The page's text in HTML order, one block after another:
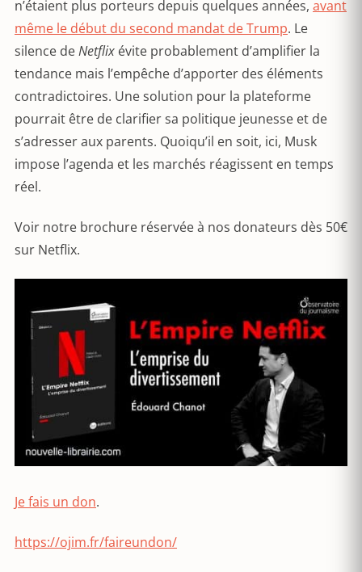
n’étaient plus porteurs depuis quelques années, avant
même le début du second mandat de Trump. Le
silence deNetflix évite probablement d’amplifier la
tendance mais l’empêche d’apporter des éléments
contradictoires. Une solution pour la plateforme
pourrait être de clarifier sa politique jeunesse et de
s’adresser aux parents. Quoiqu’il en soit, ici, Musk
impose l’agenda et les marchés réagissent en temps
réel.
Voir notre brochure réservée à nos donateurs dès 50€
sur Netflix.
Je fais un don.
https://ojim.fr/faireundon/